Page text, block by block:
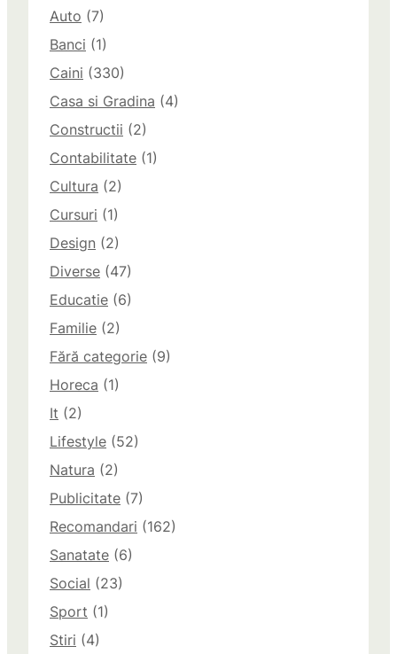
Auto (7)
Banci (1)
Caini (330)
Casa si Gradina (4)
Constructii (2)
Contabilitate (1)
Cultura (2)
Cursuri (1)
Design (2)
Diverse (47)
Educatie (6)
Familie (2)
Fără categorie (9)
Horeca (1)
It (2)
Lifestyle (52)
Natura (2)
Publicitate (7)
Recomandari (162)
Sanatate (6)
Social (23)
Sport (1)
Stiri (4)